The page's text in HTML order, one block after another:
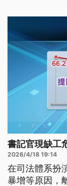
書記官現缺工
2026/4/18 19:14
在司法體系扮
暴增等原因，